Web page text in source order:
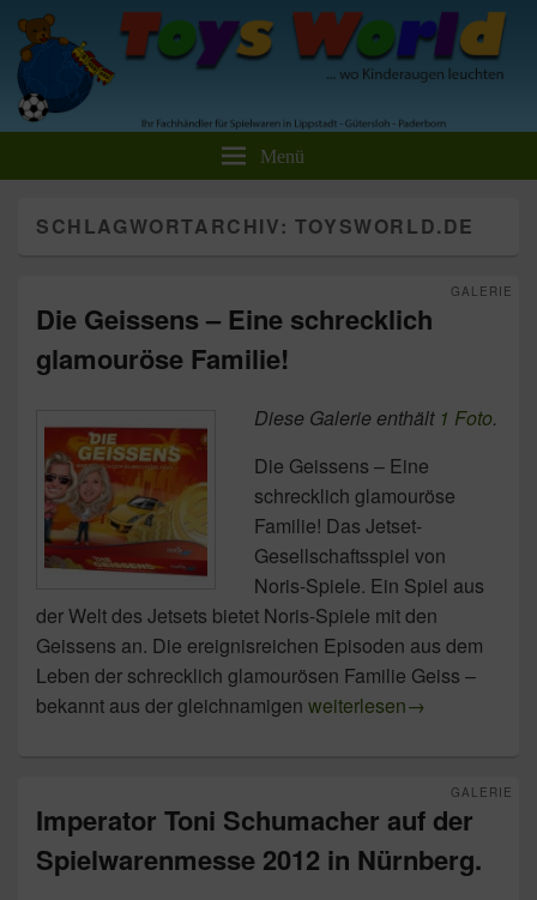
Toys World Spielwaren GmbH
Ihr Fachhändler für Spielwaren und Freizeitartikel
Menü
SCHLAGWORTARCHIV: TOYSWORLD.DE
Die Geissens – Eine schrecklich
glamouröse Familie!
GALERIE
Diese Galerie enthält 1 Foto.
Die Geissens – Eine
schrecklich glamouröse
Familie! Das Jetset-
Gesellschaftsspiel von
Noris-Spiele. Ein Spiel aus
der Welt des Jetsets bietet Noris-Spiele mit den
Geissens an. Die ereignisreichen Episoden aus dem
Leben der schrecklich glamourösen Familie Geiss –
bekannt aus der gleichnamigen Die Geissens – Eine
weiterlesen→
Imperator Toni Schumacher auf der
Spielwarenmesse 2012 in Nürnberg.
GALERIE